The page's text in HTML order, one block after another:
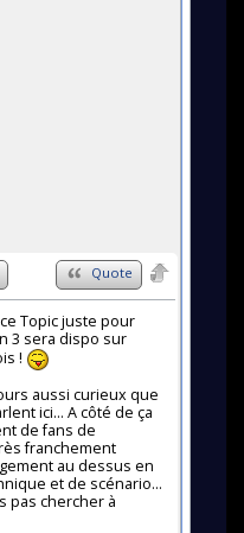
Quote
Topic juste pour
3 sera dispo sur
!
aussi curieux que
ici... A côté de ça
de fans de
franchement
au dessus en
et de scénario...
pas chercher à